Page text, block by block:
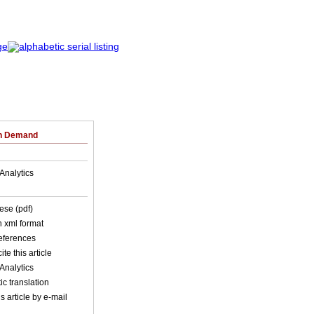
Demand
(pdf)
xml format
this article
translation
article by e-mail